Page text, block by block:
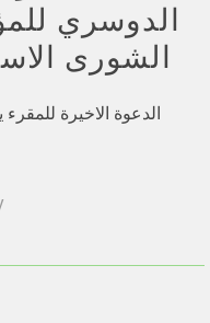
الدوسري
الشورى
الدعوة الاخيرة